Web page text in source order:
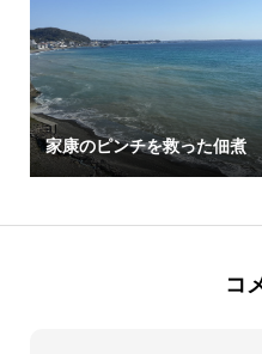
家康のピンチを救った佃煮
コ